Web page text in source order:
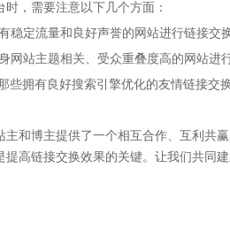
，需要注意以下几个方面：
稳定流量和良好声誉的网站进行链接交
网站主题相关、受众重叠度高的网站
些拥有良好搜索引擎优化的友情链接交
主和博主提供了一个相互合作、互利共
提高链接交换效果的关键。让我们共同